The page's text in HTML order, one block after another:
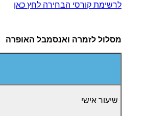
לרשימת קורסי הבחירה לחץ כאן
מסלול לזמרה ואנסמבל האופרה
שיעור אישי